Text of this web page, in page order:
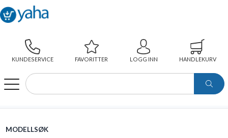
KUNDESERVICE FAVORITTER LOGG INN HANDLEKURV
WEBSHOP
MODELLSØK